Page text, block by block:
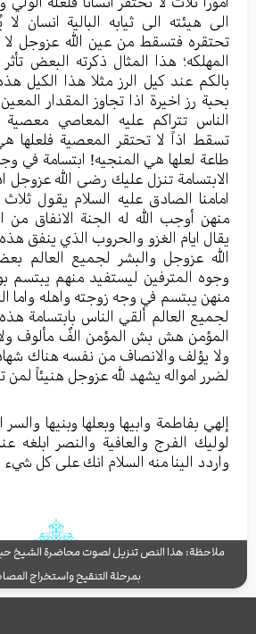
الی هیئته الی ثیابه البالیة انسان
تحتقره فتسقط من عین الله عزوجل لا
المهلکه؛ هذا المثال ذکرته البعض
بالکم عند کیل الرز مثلا هذا الکیل
بحبة رز اخیرة اذا تجاوز المقدار
الناس تتراکم علیه المعاصي معصیة
تسقط اذاً لا تحتقر المعصیة فلعلها
طاعة لعلها هي المنجیه! ابتسامة في
الابتسامة تنزل علیك رضی الله عزوجل
امامنا الصادق علیه السلام یقول
منهن أوجب الله له الجنة الانفاق من
یقال ایام الغزو والحروب الذي ینفق
الله عزوجل والبشر لجمیع العالم
وجوه المترفین لیستفید منهم یبتسم
منهن یبتسم في وجه زوجته واهله واما
لجمیع العالم ألقي الناس بابتسامة
المؤمن هش بش المؤمن الفٌ مألوف
ولا یؤلف والانصاف من نفسه هناك
لضرر امواله یشهد لله عزوجل هنیئاً لمن
إلهي بفاطمة وابیها وبعلها وبنیها
لولیك الفرج والعافیة والنصر ابلغه
واردد الینا منه السلام انك علی کل شيء
ملاحظة: هذا النص تنزيل لصوت محاضرة الشيخ
بمرحلة التنقيح واستخراج